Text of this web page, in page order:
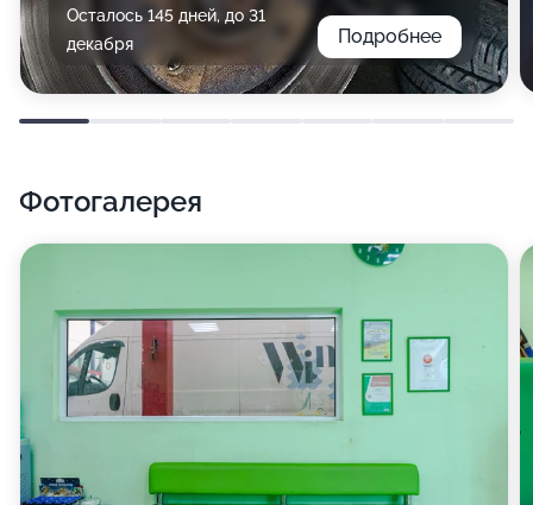
Осталось 145 дней, до 31
декабря
Подробнее
Фотогалерея